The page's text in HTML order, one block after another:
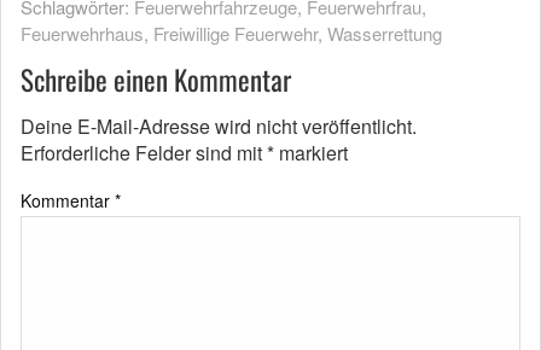
Schlagwörter: Feuerwehrfahrzeuge, Feuerwehrfrau,
Feuerwehrhaus, Freiwillige Feuerwehr, Wasserrettung
Schreibe einen Kommentar
Deine E-Mail-Adresse wird nicht veröffentlicht.
Erforderliche Felder sind mit* markiert
Kommentar *